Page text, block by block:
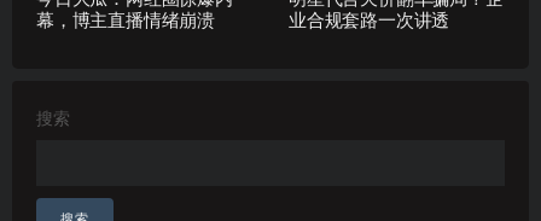
幕，博主直播情绪崩溃
业合规套路一次讲透
搜索